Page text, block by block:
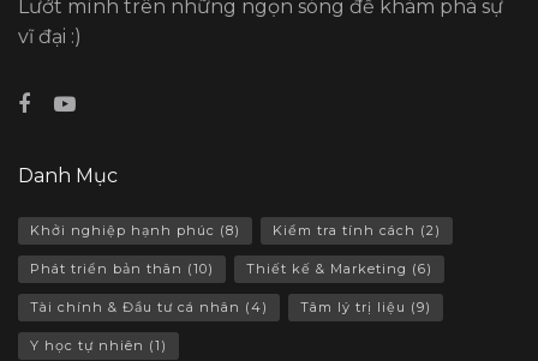
Lướt mình trên những ngọn sóng để khám phá sự
vĩ đại :)
Danh Mục
Khởi nghiệp hạnh phúc (8) Kiểm tra tính cách (2)
Phát triển bản thân (10) Thiết kế & Marketing (6)
Tài chính & Đầu tư cá nhân (4) Tâm lý trị liệu (9)
Y học tự nhiên (1)